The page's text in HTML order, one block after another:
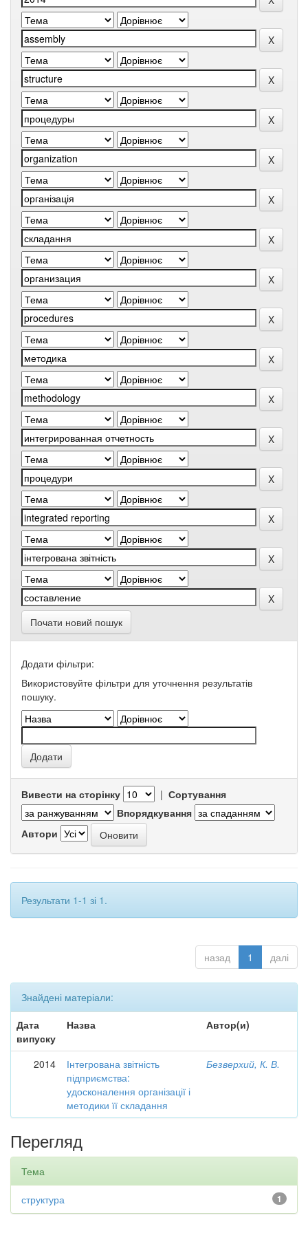
Почати новий пошук
Додати фільтри:
Використовуйте фільтри для уточнення результатів
пошуку.
Вивести на сторінку | Сортування
Впорядкування
Автори
Результати 1-1 зі 1.
назад 1 далі
Знайдені матеріали:
Дата
випуску
Назва Автор(и)
2014
Інтегрована звітність
підприємства:
удосконалення організації і
методики її складання
Безверхий, К. В.
Перегляд
Тема
1
структура